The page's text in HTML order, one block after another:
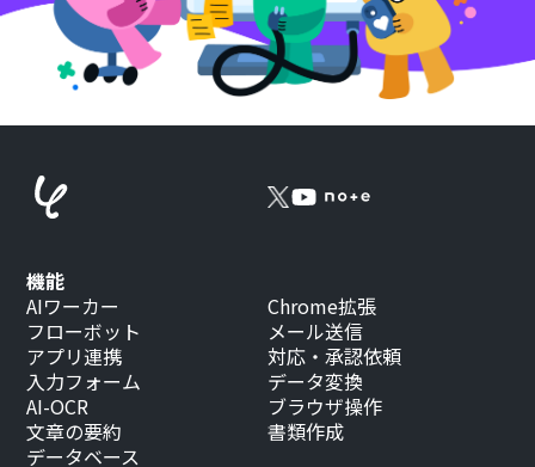
機能
AIワーカー
フローボット
アプリ連携
入力フォーム
AI-OCR
文章の要約
データベース
Chrome拡張
メール送信
対応・承認依頼
データ変換
ブラウザ操作
書類作成